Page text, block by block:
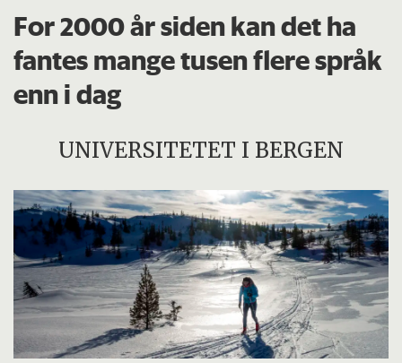
For 2000 år siden kan det ha
fantes mange tusen flere språk
enn i dag
UNIVERSITETET I BERGEN